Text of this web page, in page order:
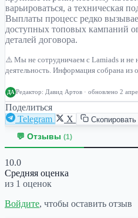
варьироваться, а техническая
Выплаты процесс редко
доступных топовых кампаний
деталей договора.
⚠️ Мы не сотрудничаем с Lamiads и не
деятельность. Информация собрана из
ДА Редактор: Давид Артов · обновлено 2
Поделиться
Telegram
X Скопировать
💬 Отзывы (1)
10.0
Средняя оценка
из 1 оценок
Войдите, чтобы оставить отзыв